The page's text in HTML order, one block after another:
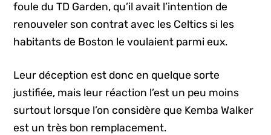
foule du TD Garden, qu’il avait l’intention de
renouveler son contrat avec les Celtics si les
habitants de Boston le voulaient parmi eux.
Leur déception est donc en quelque sorte
justifiée, mais leur réaction l’est un peu moins
surtout lorsque l’on considère que Kemba Walker
est un très bon remplacement.